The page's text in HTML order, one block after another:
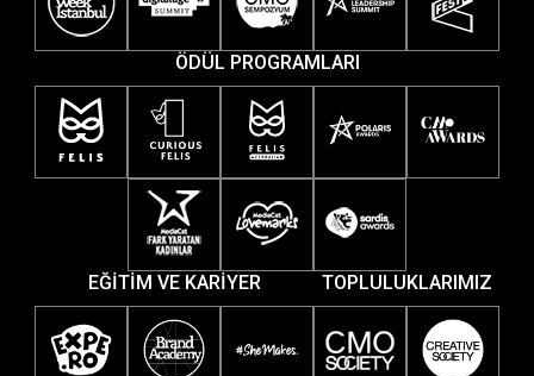
ÖDÜL PROGRAMLARI
EĞİTİM VE KARİYER TOPLULUKLARIMIZ